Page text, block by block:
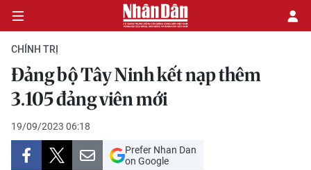
CHÍNH TRỊ
KINH TẾ
VĂN HÓA
CHÍNH TRỊ
Đảng bộ Tây Ninh kết nạp thêm
3.105 đảng viên mới
19/09/2023 06:18
Prefer Nhan Dan
on Google